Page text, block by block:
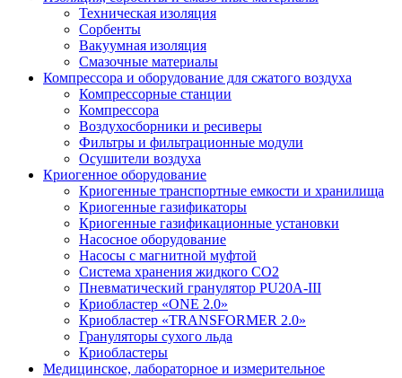
Техническая изоляция
Сорбенты
Вакуумная изоляция
Смазочные материалы
Компрессора и оборудование для сжатого воздуха
Компрессорные станции
Компрессора
Воздухосборники и ресиверы
Фильтры и фильтрационные модули
Осушители воздуха
Криогенное оборудование
Криогенные транспортные емкости и хранилища
Криогенные газификаторы
Криогенные газификационные установки
Насосное оборудование
Насосы с магнитной муфтой
Система хранения жидкого CO2
Пневматический гранулятор PU20A-III
Криобластер «ONE 2.0»
Криобластер «TRANSFORMER 2.0»
Грануляторы сухого льда
Криобластеры
Медицинское, лабораторное и измерительное